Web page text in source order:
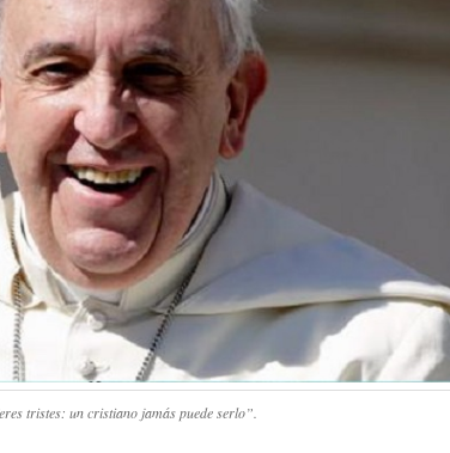
tristes: un cristiano jamás puede serlo”.